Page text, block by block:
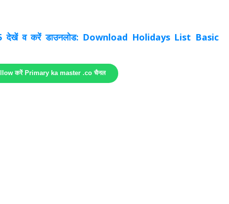
2025 देखें व करें डाउनलोड: Download Holidays List Basic
करें Primary ka master .co चैनल